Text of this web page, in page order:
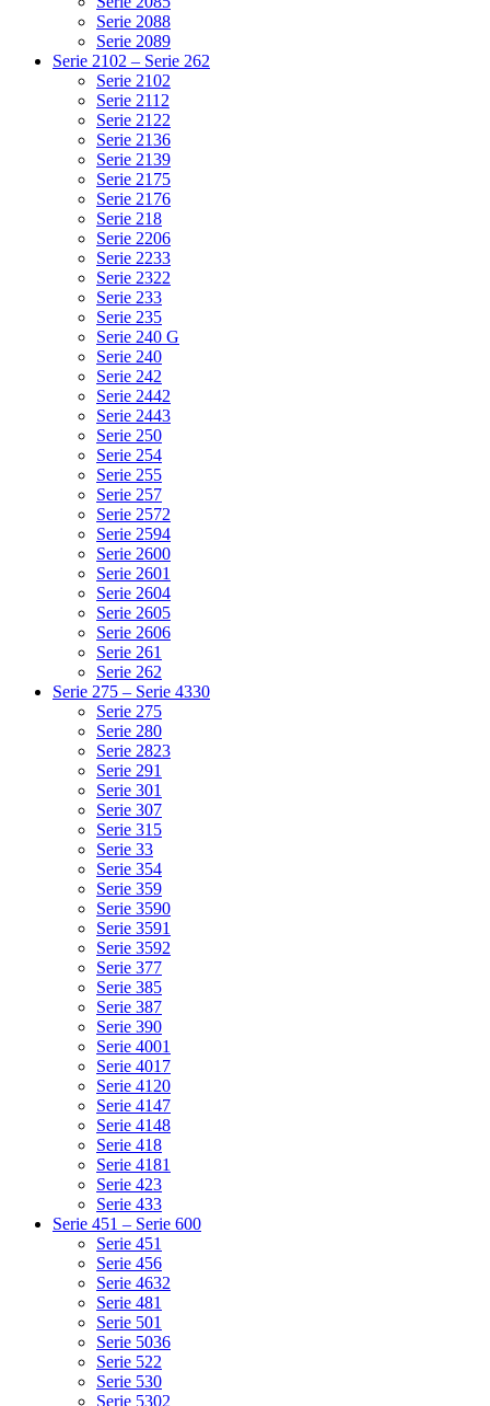
Serie 2088
Serie 2089
Serie 2102 – Serie 262
Serie 2102
Serie 2112
Serie 2122
Serie 2136
Serie 2139
Serie 2175
Serie 2176
Serie 218
Serie 2206
Serie 2233
Serie 2322
Serie 233
Serie 235
Serie 240 G
Serie 240
Serie 242
Serie 2442
Serie 2443
Serie 250
Serie 254
Serie 255
Serie 257
Serie 2572
Serie 2594
Serie 2600
Serie 2601
Serie 2604
Serie 2605
Serie 2606
Serie 261
Serie 262
Serie 275 – Serie 4330
Serie 275
Serie 280
Serie 2823
Serie 291
Serie 301
Serie 307
Serie 315
Serie 33
Serie 354
Serie 359
Serie 3590
Serie 3591
Serie 3592
Serie 377
Serie 385
Serie 387
Serie 390
Serie 4001
Serie 4017
Serie 4120
Serie 4147
Serie 4148
Serie 418
Serie 4181
Serie 423
Serie 433
Serie 451 – Serie 600
Serie 451
Serie 456
Serie 4632
Serie 481
Serie 501
Serie 5036
Serie 522
Serie 530
Serie 5302